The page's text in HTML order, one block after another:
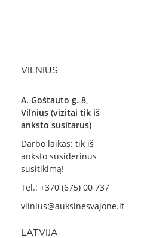
VILNIUS
A. Goštauto g. 8,
Vilnius (vizitai tik iš
anksto susitarus)
Darbo laikas: tik iš
anksto susiderinus
susitikimą!
Tel.: +370 (675) 00 737
vilnius@auksinesvajone.lt
LATVIJA